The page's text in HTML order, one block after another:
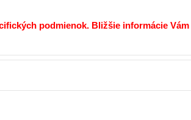
podmienok. Bližšie informácie